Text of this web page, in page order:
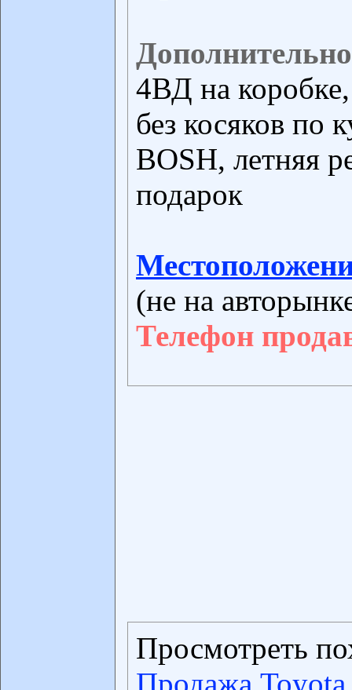
4ВД на
без косяков по
ВОSН, летняя
подарок
(не на
Телефон
Просмотреть